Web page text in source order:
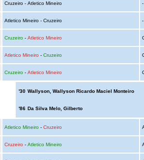
Cruzeiro - Atletico Mineiro -
Atletico Mineiro - Cruzeiro -
Cruzeiro- Atletico Mineiro
Atletico Mineiro - Cruzeiro
Cruzeiro- Atletico Mineiro
'30 Wallyson, Wallyson Ricardo Maciel Monteiro
'86 Da Silva Melo, Gilberto
Atletico Mineiro- Cruzeiro
Cruzeiro - Atletico Mineiro